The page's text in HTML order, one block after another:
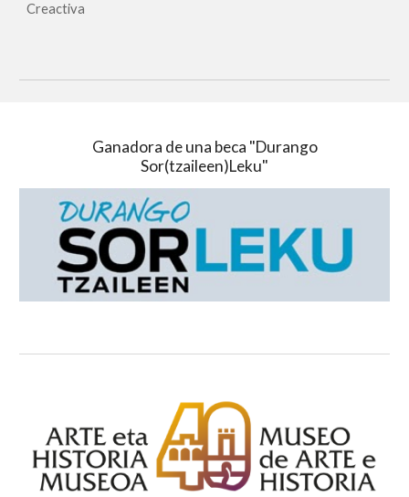
Creactiva
Ganadora deuna beca "Durango
Sor(tzaileen)Leku"